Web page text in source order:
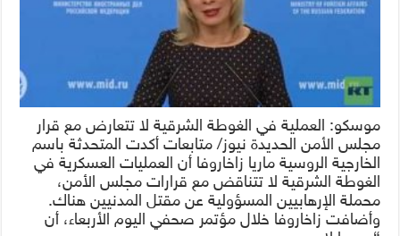
موسكو: العملية في الغوطة الشرقية لا تتعارض مع قرار
مجلس الأمن الحديدة نيوز/ متابعات أكدت المتحدثة باسم
الخارجية الروسية ماريا زاخاروفا أن العمليات العسكرية في
الغوطة الشرقية لا تتناقض مع قرارات مجلس الأمن،
محملة الإرهابيين المسؤولية عن مقتل المدنيين هناك.
وأضافت زاخاروفا خلال مؤتمر صحفي اليوم الأربعاء، أن